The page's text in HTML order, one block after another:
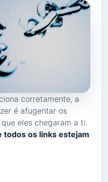
corretamente, a
é afugentar os
eles chegaram a ti.
os links estejam